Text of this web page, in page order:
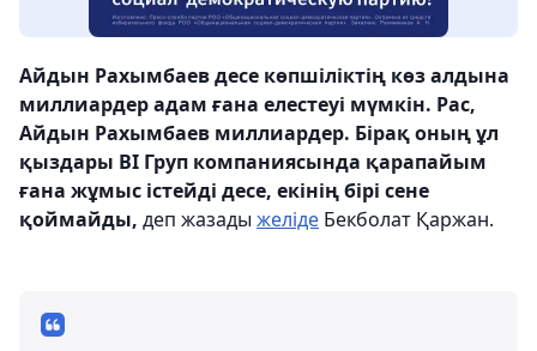
Айдын Рахымбаев десе көпшіліктің көз алдына
миллиардер адам ғана елестеуі мүмкін. Рас,
Айдын Рахымбаев миллиардер. Бірақ оның ұл
қыздары ВІ Груп компаниясында қарапайым
ғана жұмыс істейді десе, екінің бірі сене
қоймайды, деп жазады желіде Бекболат Қаржан.